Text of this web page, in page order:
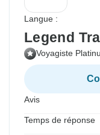
Langue :
Legend
Voyagiste
Avis
Temps de réponse